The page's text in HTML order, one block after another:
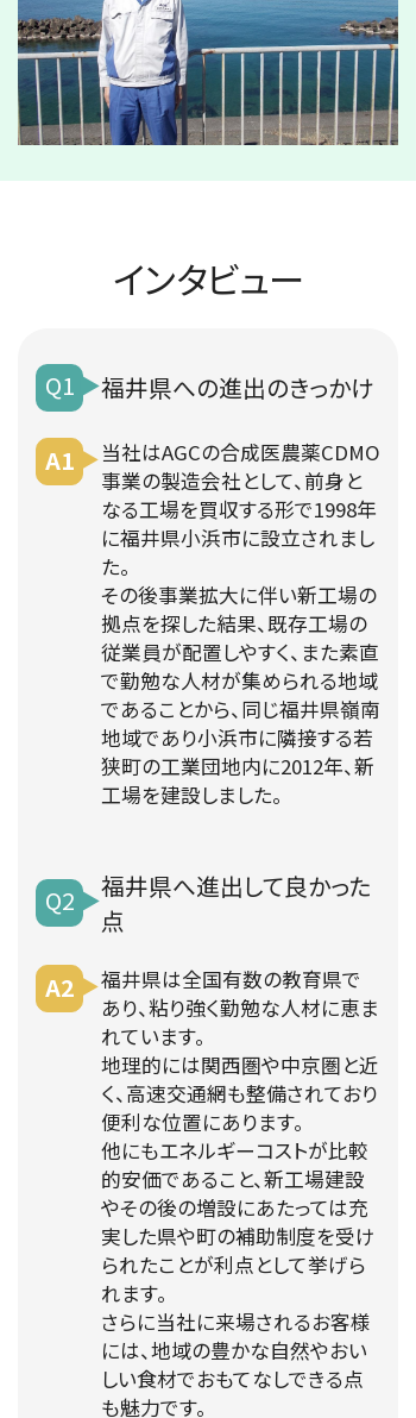
インタビュー
Q1 福井県への進出のきっかけ
A1
当社はAGCの合成医農薬CDMO
事業の製造会社として、前身と
なる工場を買収する形で1998年
に福井県小浜市に設立されまし
た。
その後事業拡大に伴い新工場の
拠点を探した結果、既存工場の
従業員が配置しやすく、また素直
で勤勉な人材が集められる地域
であることから、同じ福井県嶺南
地域であり小浜市に隣接する若
狭町の工業団地内に2012年、新
工場を建設しました。
Q2 福井県へ進出して良かった
点
A2
福井県は全国有数の教育県で
あり、粘り強く勤勉な人材に恵ま
れています。
地理的には関西圏や中京圏と近
く、高速交通網も整備されており
便利な位置にあります。
他にもエネルギーコストが比較
的安価であること、新工場建設
やその後の増設にあたっては充
実した県や町の補助制度を受け
られたことが利点として挙げら
れます。
さらに当社に来場されるお客様
には、地域の豊かな自然やおい
しい食材でおもてなしできる点
も魅力です。